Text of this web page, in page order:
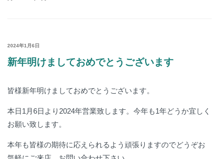
POSTED
2024年1月6日
新年明けましておめでとうございます
皆様新年明けましておめでとうございます。
本日1月6日より2024年営業致します。今年も1年どうか宜しく
お願い致します。
本年も皆様の期待に応えられるよう頑張りますのでどうぞお